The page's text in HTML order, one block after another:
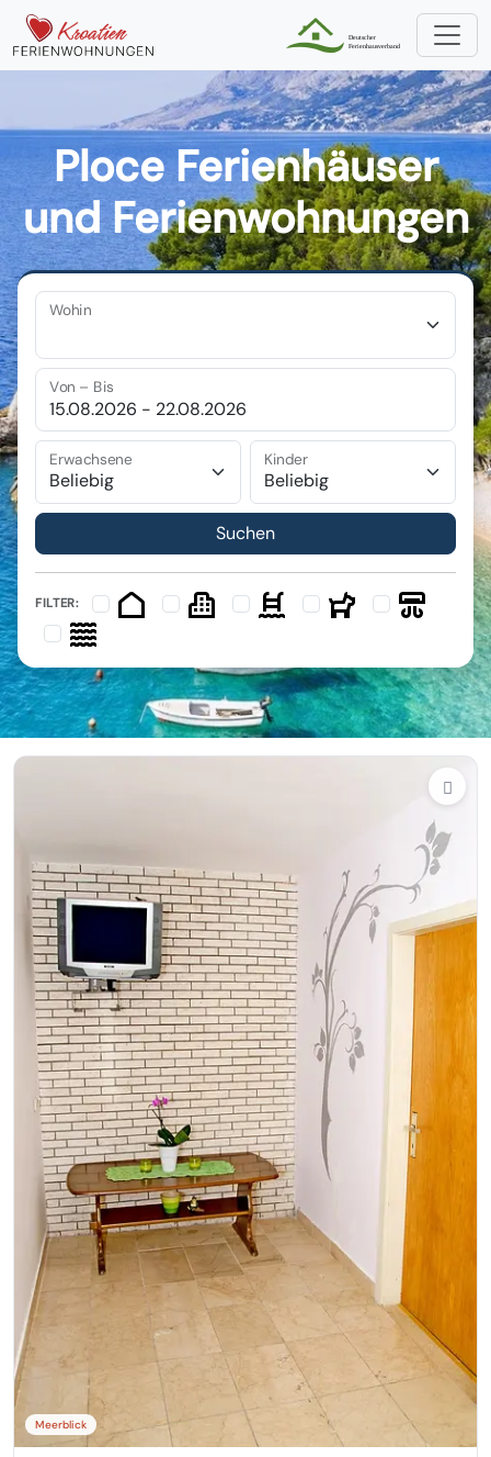
Ploce Ferienhäuser
und Ferienwohnungen
Wohin
Von – Bis
Erwachsene Kinder
FILTER:
Meerblick